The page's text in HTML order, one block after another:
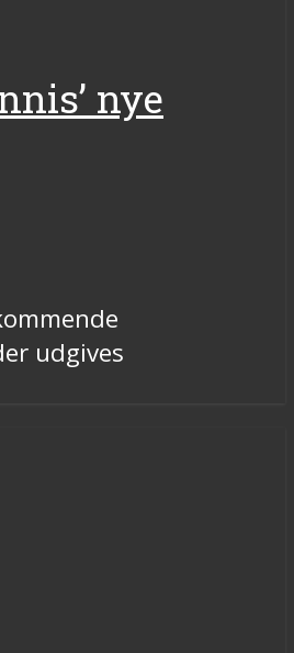
nye
udgives